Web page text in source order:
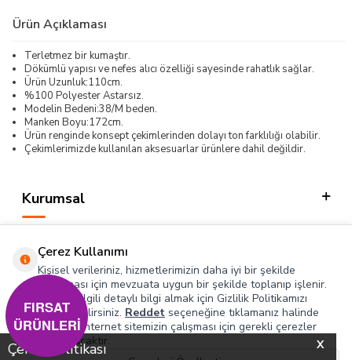
X
Çerez Politikası
Ürün Açıklaması
Terletmez bir kumaştır.
Dökümlü yapısı ve nefes alıcı özelliği sayesinde rahatlık sağlar.
Ürün Uzunluk:110cm.
%100 Polyester Astarsız.
Modelin Bedeni:38/M beden.
Manken Boyu:172cm.
Ürün renginde konsept çekimlerinden dolayı ton farklılığı olabilir.
Çekimlerimizde kullanılan aksesuarlar ürünlere dahil değildir.
Kurumsal
Hızlı Erişim
Sosyal
Adres & İletişim
Çerez Kullanımı
Kişisel verileriniz, hizmetlerimizin daha iyi bir şekilde
sunulması için mevzuata uygun bir şekilde toplanıp işlenir.
Konuyla ilgili detaylı bilgi almak için Gizlilik Politikamızı
inceleyebilirsiniz. Reddet seçeneğine tıklamanız halinde
yalnızca internet sitemizin çalışması için gerekli çerezler
kullanılacaktır.
FIRSAT
ÜRÜNLERİ